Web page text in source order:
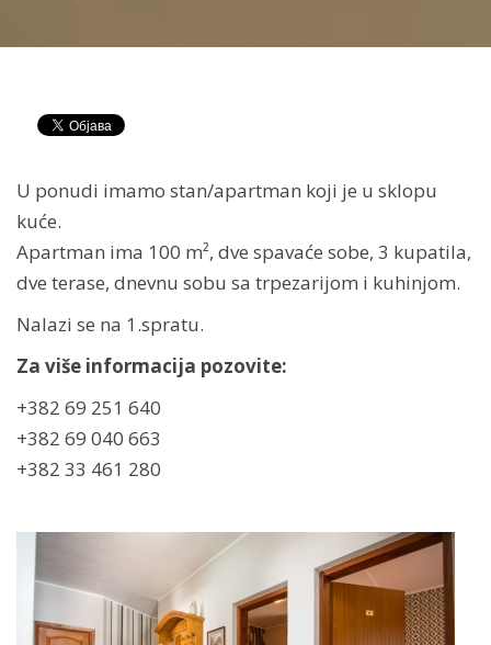
U ponudi imamo stan/apartman koji je u sklopu
kuće.
Apartman ima 100 m², dve spavaće sobe, 3 kupatila,
dve terase, dnevnu sobu sa trpezarijom i kuhinjom.
Nalazi se na 1.spratu.
Za više informacija pozovite:
+382 69 251 640
+382 69 040 663
+382 33 461 280